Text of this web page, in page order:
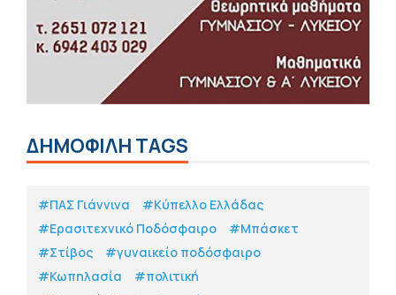
ΔΗΜΟΦΙΛΗ TAGS
#ΠΑΣ Γιάννινα
#Κύπελλο Ελλάδας
#Eρασιτεχνικό Ποδόσφαιρο
#Μπάσκετ
#Στίβος
#γυναικείο ποδόσφαιρο
#Κωπηλασία
#πολιτική